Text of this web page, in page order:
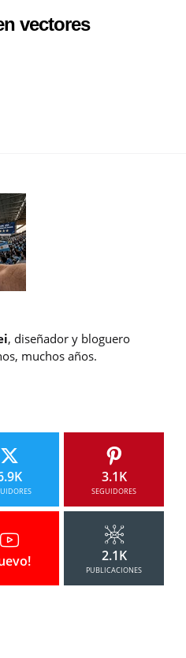
vectores
, diseñador y bloguero
muchos años.
3.1K
SEGUIDORES
2.1K
PUBLICACIONES